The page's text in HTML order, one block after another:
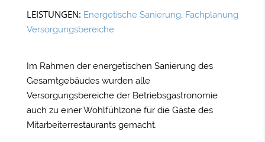
Im Rahmen der energetischen Sanierung des
Gesamtgebäudes wurden alle
Versorgungsbereiche der Betriebsgastronomie
auch zu einer Wohlfühlzone für die Gäste des
Mitarbeiterrestaurants gemacht.
LEISTUNGEN: Energetische Sanierung, Fachplanung
Versorgungsbereiche